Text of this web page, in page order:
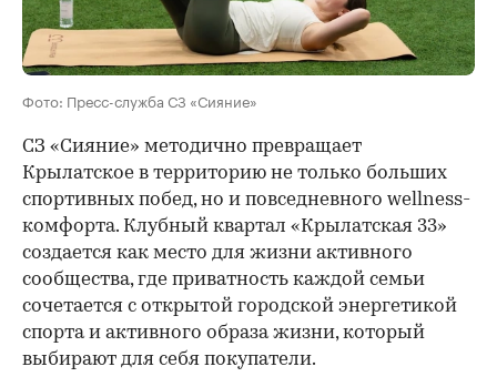
Фото: Пресс-служба СЗ «Сияние»
СЗ «Сияние» методично превращает
Крылатское в территорию не только больших
спортивных побед, но и повседневного wellness-
комфорта. Клубный квартал «Крылатская 33»
создается как место для жизни активного
сообщества, где приватность каждой семьи
сочетается с открытой городской энергетикой
спорта и активного образа жизни, который
выбирают для себя покупатели.